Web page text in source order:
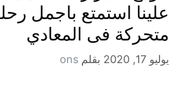
علينا استمتع باجمل
متحركة فى المعادي
يوليو 17, 2020 بقلم ons